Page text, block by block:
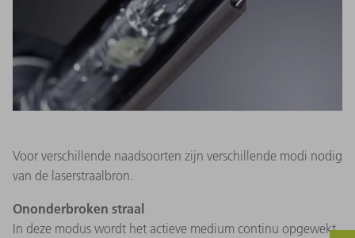
Voor verschillende naadsoorten zijn verschillende modi nodig
van de laserstraalbron.
Ononderbroken straal
In deze modus wordt het actieve medium continu opgewekt